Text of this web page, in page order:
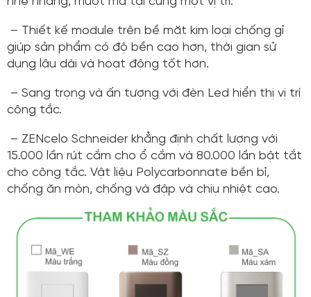
– Thiết kế module trên bề mặt kim loại chống gỉ
giúp sản phẩm có độ bền cao hơn, thời gian sử
dụng lâu dài và hoạt động tốt hơn.
– Sang trọng và ấn tượng với đèn Led hiển thị vị trí
công tắc.
– ZENcelo Schneider khẳng định chất lượng với
15.000 lần rút cắm cho ổ cắm và 80.000 lần bật tắt
cho công tắc. Vật liệu Polycarbonnate bền bỉ,
chống ăn mòn, chống và đập và chiụ nhiệt cao.